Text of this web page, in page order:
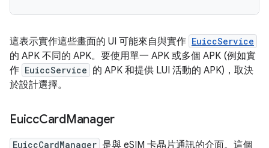
這表示實作這些畫面的 UI 可能來自與實作 EuiccService
的 APK 不同的 APK。要使用單一 APK 或多個 APK (例如實
作 EuiccService 的 APK 和提供 LUI 活動的 APK)，取決
於設計選擇。
EuiccCardManager
EuiccCardManager 是與 eSIM 卡晶片通訊的介面。這個